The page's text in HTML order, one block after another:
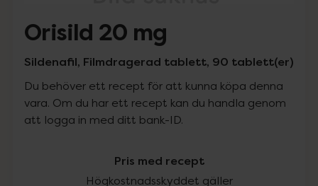
Orisild 20 mg
Sildenafil, Filmdragerad tablett, 90 tablett(er)
Du behöver ett recept för att kunna köpa denna
vara. Om du har ett recept kan du handla genom
att logga in med ditt bank-ID.
Pris med recept
Högkostnadsskyddet gäller